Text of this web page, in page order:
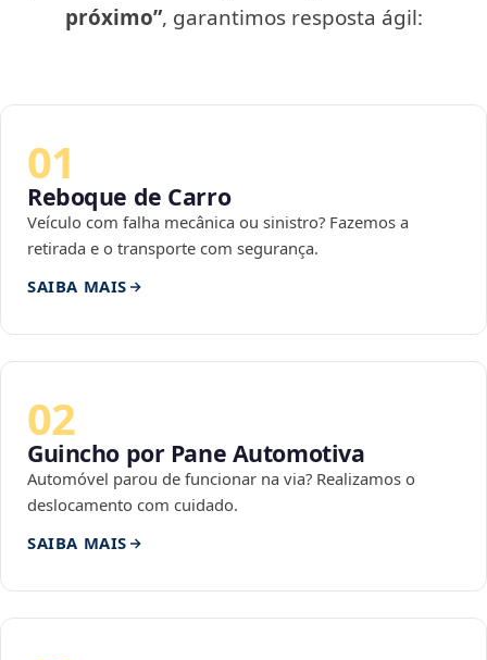
próximo”, garantimos resposta ágil:
01
Reboque de Carro
Veículo com falha mecânica ou sinistro? Fazemos a
retirada e o transporte com segurança.
SAIBA MAIS
02
Guincho por Pane Automotiva
Automóvel parou de funcionar na via? Realizamos o
deslocamento com cuidado.
SAIBA MAIS